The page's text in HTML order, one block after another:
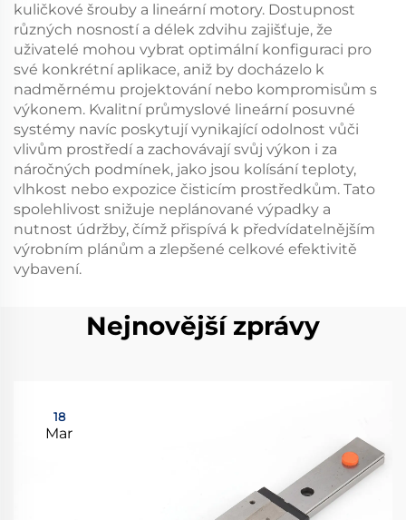
kuličkové šrouby a lineární motory. Dostupnost
různých nosností a délek zdvihu zajišťuje, že
uživatelé mohou vybrat optimální konfiguraci pro
své konkrétní aplikace, aniž by docházelo k
nadměrnému projektování nebo kompromisům s
výkonem. Kvalitní průmyslové lineární posuvné
systémy navíc poskytují vynikající odolnost vůči
vlivům prostředí a zachovávají svůj výkon i za
náročných podmínek, jako jsou kolísání teploty,
vlhkost nebo expozice čisticím prostředkům. Tato
spolehlivost snižuje neplánované výpadky a
nutnost údržby, čímž přispívá k předvídatelnějším
výrobním plánům a zlepšené celkové efektivitě
vybavení.
Nejnovější zprávy
18
Mar